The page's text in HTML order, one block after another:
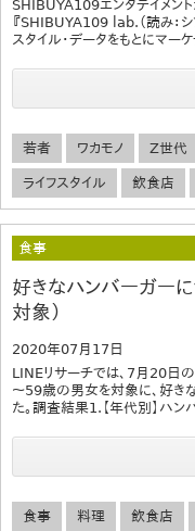
SHIBUYA109エンタテイメン
『SHIBUYA109 lab.（読み：シ
スタイル・データをもとにマー
若者 ワカモノ Z世代
ライフスタイル 飲食店
食事
好きなハンバーガー
対象）
2020年07月17日
LINEリサーチでは、7月20日
～59歳の男女を対象に、好き
た。調査結果1.【年代別】ハン
食事 料理 飲食店